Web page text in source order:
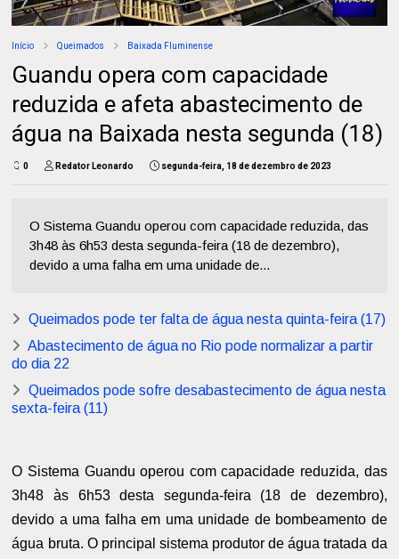
Início Queimados Baixada Fluminense
Guandu opera com capacidade
reduzida e afeta abastecimento de
água na Baixada nesta segunda (18)
0 Redator Leonardo segunda-feira, 18 de dezembro de 2023
O Sistema Guandu operou com capacidade reduzida, das
3h48 às 6h53 desta segunda-feira (18 de dezembro),
devido a uma falha em uma unidade de...
Queimados pode ter falta de água nesta quinta-feira (17)
Abastecimento de água no Rio pode normalizar a partir
do dia 22
Queimados pode sofre desabastecimento de água nesta
sexta-feira (11)
O Sistema Guandu operou com capacidade reduzida, das
3h48 às 6h53 desta segunda-feira (18 de dezembro),
devido a uma falha em uma unidade de bombeamento de
água bruta. O principal sistema produtor de água tratada da